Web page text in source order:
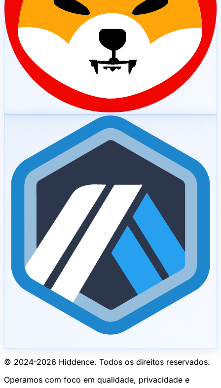
© 2024-2026 Hiddence. Todos os direitos reservados.
Operamos com foco em qualidade, privacidade e